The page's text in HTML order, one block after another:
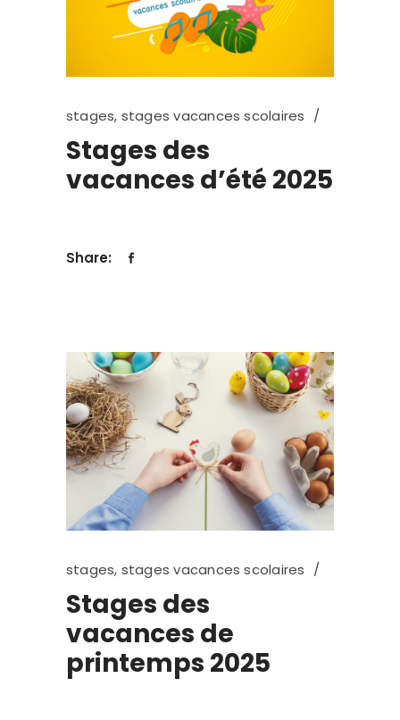
stages, stages vacances scolaires
Stages des
vacances d’été 2025
Share:
stages, stages vacances scolaires
Stages des
vacances de
printemps 2025